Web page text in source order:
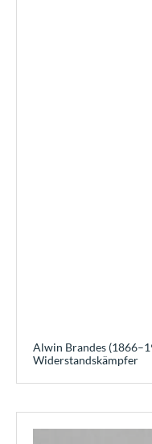
Alwin Brandes
Widerstandskämpfer